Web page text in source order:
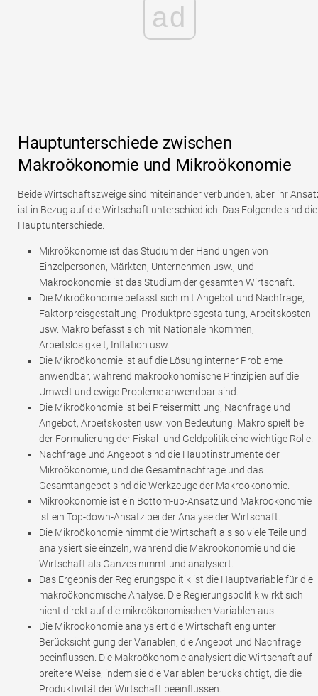
ad
Hauptunterschiede zwischen
Makroökonomie und Mikroökonomie
Beide Wirtschaftszweige sind miteinander verbunden, aber ihr
ist in Bezug auf die Wirtschaft unterschiedlich. Das Folgende sind die
Hauptunterschiede.
Mikroökonomie ist das Studium der Handlungen von
Einzelpersonen, Märkten, Unternehmen usw., und
Makroökonomie ist das Studium der gesamten Wirtschaft.
Die Mikroökonomie befasst sich mit Angebot und Nachfrage,
Faktorpreisgestaltung, Produktpreisgestaltung, Arbeitskosten
usw. Makro befasst sich mit Nationaleinkommen,
Arbeitslosigkeit, Inflation usw.
Die Mikroökonomie ist auf die Lösung interner Probleme
anwendbar, während makroökonomische Prinzipien auf die
Umwelt und ewige Probleme anwendbar sind.
Die Mikroökonomie ist bei Preisermittlung, Nachfrage und
Angebot, Arbeitskosten usw. von Bedeutung. Makro spielt bei
der Formulierung der Fiskal- und Geldpolitik eine wichtige Rolle.
Nachfrage und Angebot sind die Hauptinstrumente der
Mikroökonomie, und die Gesamtnachfrage und das
Gesamtangebot sind die Werkzeuge der Makroökonomie.
Mikroökonomie ist ein Bottom-up-Ansatz und Makroökonomie
ist ein Top-down-Ansatz bei der Analyse der Wirtschaft.
Die Mikroökonomie nimmt die Wirtschaft als so viele Teile und
analysiert sie einzeln, während die Makroökonomie und die
Wirtschaft als Ganzes nimmt und analysiert.
Das Ergebnis der Regierungspolitik ist die Hauptvariable für die
makroökonomische Analyse. Die Regierungspolitik wirkt sich
nicht direkt auf die mikroökonomischen Variablen aus.
Die Mikroökonomie analysiert die Wirtschaft eng unter
Berücksichtigung der Variablen, die Angebot und Nachfrage
beeinflussen. Die Makroökonomie analysiert die Wirtschaft auf
breitere Weise, indem sie die Variablen berücksichtigt, die die
Produktivität der Wirtschaft beeinflussen.